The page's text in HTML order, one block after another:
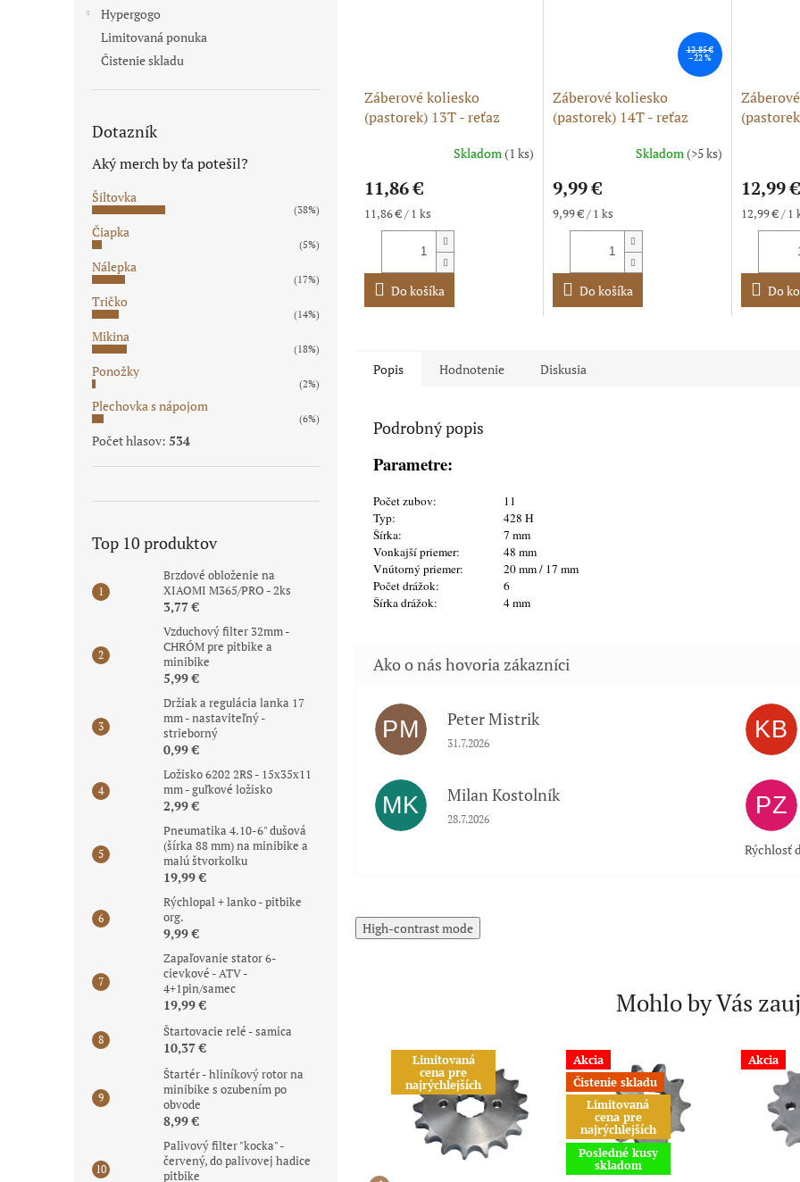
Hypergogo
Limitovaná ponuka
Čistenie skladu
Dotazník
Aký merch by ťa potešil?
Šiltovka
(38%)
Čiapka
(5%)
Nálepka
(17%)
Tričko
(14%)
Mikina
(18%)
Ponožky
(2%)
Plechovka s nápojom
(6%)
Počet hlasov: 534
Top 10 produktov
Brzdové obloženie na
XIAOMI M365/PRO - 2ks
3,77 €
Vzduchový filter 32mm -
CHRÓM pre pitbike a
minibike
5,99 €
Držiak a regulácia lanka 17
mm - nastaviteľný -
strieborný
0,99 €
Ložisko 6202 2RS - 15x35x11
mm - guľkové ložisko
2,99 €
Pneumatika 4.10-6" dušová
(šírka 88 mm) na minibike a
malú štvorkolku
19,99 €
Rýchlopal + lanko - pitbike
org.
9,99 €
Zapaľovanie stator 6-
cievkové - ATV -
4+1pin/samec
19,99 €
Štartovacie relé - samica
10,37 €
Štartér - hliníkový rotor na
minibike s ozubením po
obvode
8,99 €
Palivový filter "kocka" -
červený, do palivovej hadice
pitbike
Záberové koliesko
(pastorek) 13T - reťaz
Skladom(1 ks)
11,86 €
Jednotková
cena:
11,86 € / 1 ks
Do košíka
12,85 €
–22 %
Záberové koliesko
(pastorek) 14T - reťaz
Skladom(>5 ks)
9,99 €
Jednotková
cena:
9,99 € / 1 ks
Do košíka
produktu
je
5,0
12,99 €
Jednotková
cena:
12,99 € / 1
Do
Popis Hodnotenie Diskusia
Podrobný popis
Parametre:
Počet zubov:
11
Typ:
428 H
Šírka:
7 mm
Vonkajší priemer:
48 mm
Vnútorný priemer:
20 mm / 17 mm
Počet drážok:
6
Šírka drážok:
4 mm
PM Peter Mistrik
Hodnotenie obchodu je 5 z 5 hviezdičiek.
31.7.2026
KB
MK Milan Kostolník
Hodnotenie obchodu je 5 z 5 hviezdičiek.
28.7.2026
PZ
Rýchlosť
High-contrast mode
Mohlo by Vás
Limitovaná
cena pre
najrýchlejších
Akcia
Čistenie skladu
Limitovaná
cena pre
najrýchlejších
Posledné kusy
skladom
Akcia